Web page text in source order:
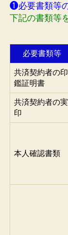
❶必要書類等
下記の書類等
必要書類等
共済契約者の印
鑑証明書
共済契約者の実
印
本人確認書類